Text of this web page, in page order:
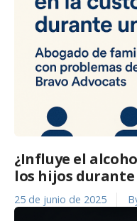
¿Influye el
los hijos
25 de junio de 2025